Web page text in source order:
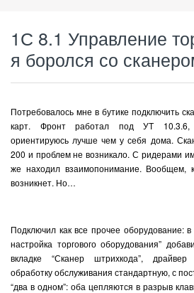
1С 8.1 Управление
я боролся со
Потребовалось мне в бутике подключить
карт. Фронт работал под УТ 10.3.6,
ориентируюсь лучше чем у себя дома.
200 и проблем не возникало. С ридерами
же находил взаимопонимание. Вообщем,
возникнет. Но…
Подключил как все прочее оборудование:
настройка торгового оборудования”
вкладке “Сканер штрихкода”, драйвер
обработку обслуживания стандартную, с
“два в одном”: оба цепляются в разрыв